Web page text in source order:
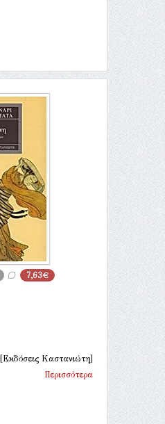
7,63€
[Εκδόσεις Καστανιώτη]
Περισσότερα